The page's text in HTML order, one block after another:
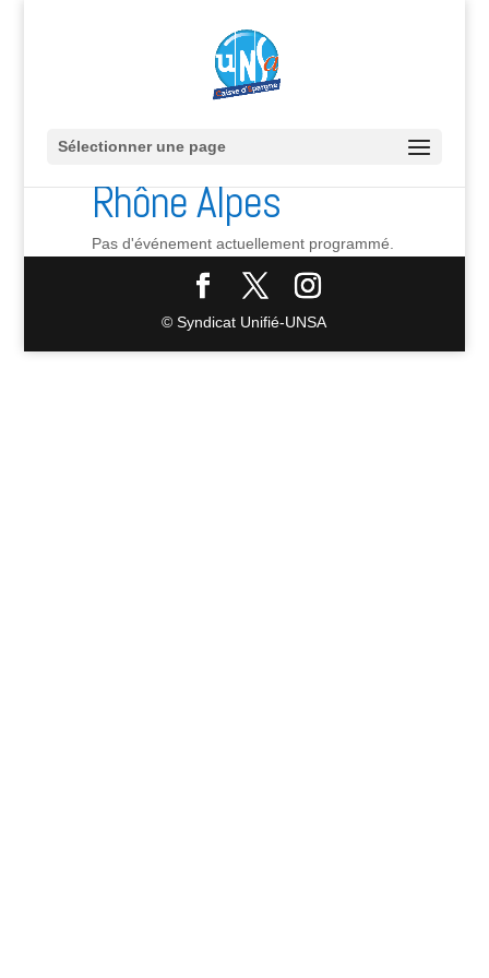
Sélectionner une page
Rhône Alpes
Pas d'événement actuellement programmé.
© Syndicat Unifié-UNSA